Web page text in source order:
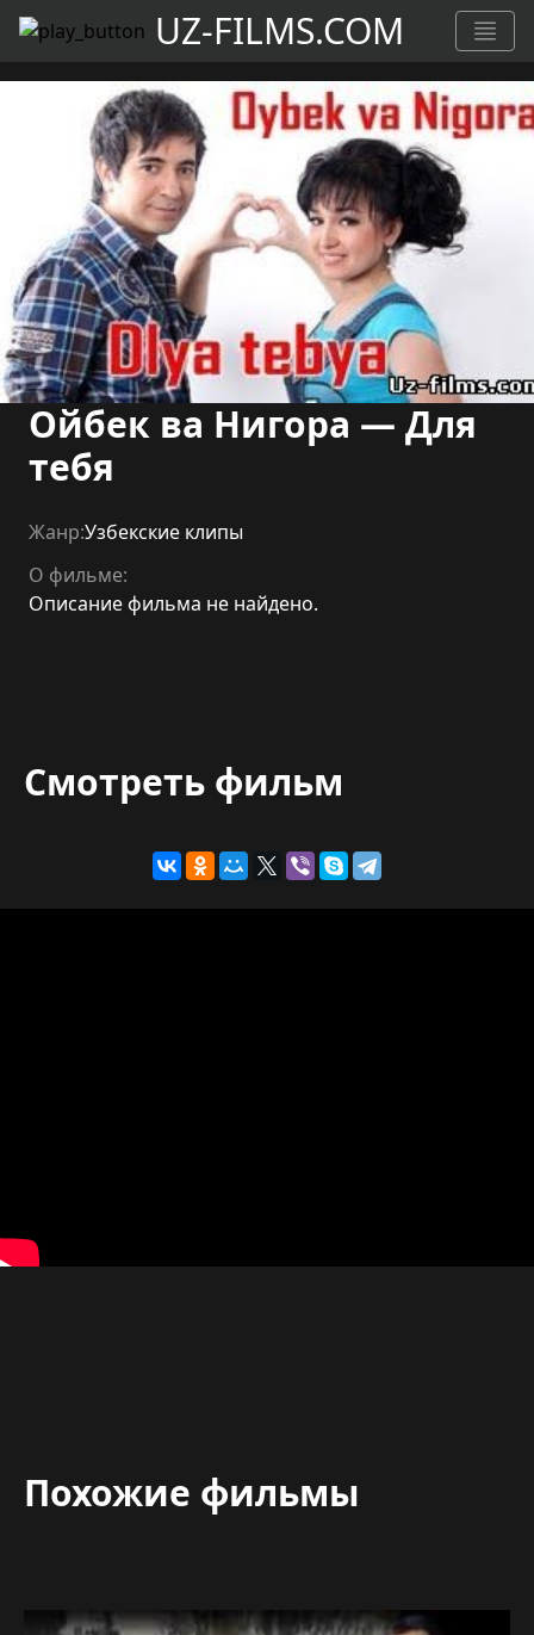
UZ-FILMS.COM
Ойбек ва Нигора — Для
тебя
Жанр:Узбекские клипы
О фильме:
Описание фильма не найдено.
Смотреть фильм
Похожие фильмы